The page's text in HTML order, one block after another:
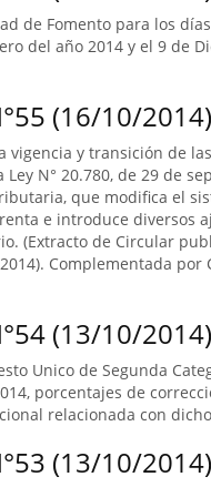
de Fomento para los
del año 2014 y el 9 de
(16/10/2014)
vigencia y transición de
N° 20.780, de 29 de
que modifica el
e introduce diversos
(Extracto de Circular
Complementada por
(13/10/2014)
Unico de Segunda
porcentajes de
relacionada con
(13/10/2014)